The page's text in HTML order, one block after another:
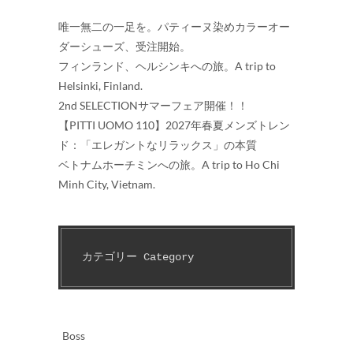
唯一無二の一足を。パティーヌ染めカラーオー
ダーシューズ、受注開始。
フィンランド、ヘルシンキへの旅。A trip to
Helsinki, Finland.
2nd SELECTIONサマーフェア開催！！
【PITTI UOMO 110】2027年春夏メンズトレン
ド：「エレガントなリラックス」の本質
ベトナムホーチミンへの旅。A trip to Ho Chi
Minh City, Vietnam.
カテゴリー Category
Boss